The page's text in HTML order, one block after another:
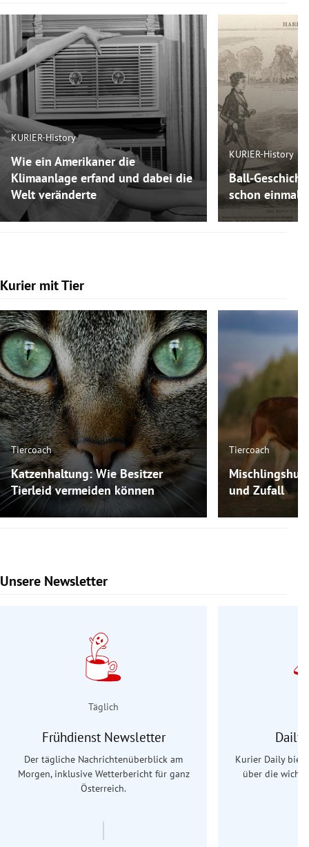
KURIER-History
Wie ein Amerikaner die
Klimaanlage erfand und dabei die
Welt veränderte
KURIER-History
Ball-
schon einmal
Kurier mit Tier
Slide 1 von 7
Tiercoach
Katzenhaltung: Wie Besitzer
Tierleid vermeiden können
Tiercoach
und Zufall
Unsere Newsletter
Slide 1 von 9
Täglich
Frühdienst Newsletter
Der tägliche Nachrichtenüberblick am
Morgen, inklusive Wetterbericht für ganz
Österreich.
Daily
Kurier Daily
über die